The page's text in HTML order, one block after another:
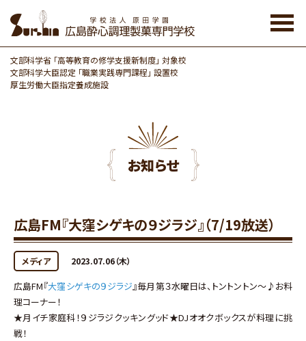
the
content
文部科学省 「高等教育の修学支援新制度」 対象校
文部科学大臣認定 「職業実践専門課程」 設置校
厚生労働大臣指定養成施設
お知らせ
広島FM『大窪シゲキの９ジラジ』（7/19放送）
メディア 2023.07.06（木）
広島FM『大窪シゲキの９ジラジ 』毎月第３水曜日は、トントントン～♪お料
理コーナー！
★月イチ家庭科！９ジラジクッキングッド★DJオオクボックスが料理に挑
戦！